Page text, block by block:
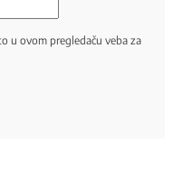
u ovom pregledaču veba za